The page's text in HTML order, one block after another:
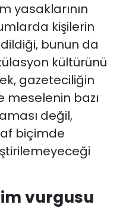
yasaklarının
kişilerin
bunun da
kültürünü
gazeteciliğin
meselenin bazı
değil,
biçimde
vurgusu